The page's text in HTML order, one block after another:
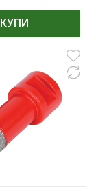
КУПИ